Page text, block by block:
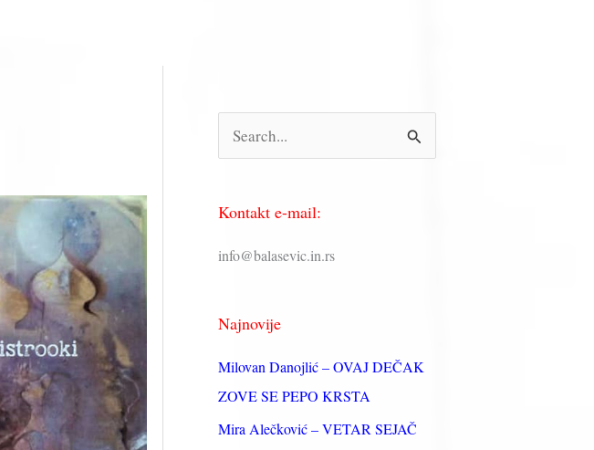
р
т
а
з
а
Kontakt e-mail:
info@balasevic.in.rs
Najnovije
Milovan Danojlić – OVAJ DEČAK
ZOVE SE PEPO KRSTA
Mira Alečković – VETAR SEJAČ